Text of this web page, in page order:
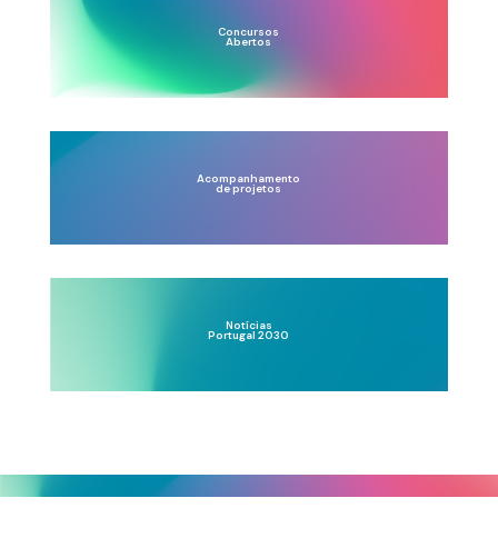
Concursos
Abertos
Acompanhamento
de projetos
Notícias
Portugal 2030